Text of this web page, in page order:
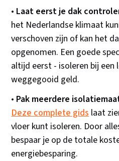
• Laat eerst je dak
het Nederlandse klimaat
verschoven zijn of kan het
opgenomen. Een goede
altijd eerst - isoleren bij een
weggegooid geld.
• Pak meerdere
Deze complete gidslaat
vloer kunt isoleren. Door
bespaar je op de totale
energiebesparing.